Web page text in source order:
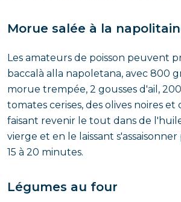
Morue salée à la
Les amateurs de poisson peuvent
baccalà alla napoletana, avec 800
morue trempée, 2 gousses d'ail,
tomates cerises, des olives noires et
faisant revenir le tout dans de
vierge et en le laissant
15 à 20 minutes.
Légumes au four